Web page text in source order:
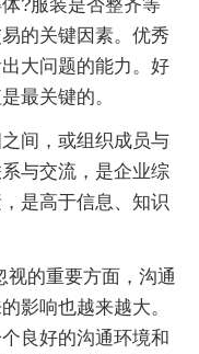
?服装是否整齐等
的关键因素。优秀
大问题的能力。好
最关键的。
间，或组织成员与
与交流，是企业综
是高于信息、知识
的重要方面，沟通
影响也越来越大。
良好的沟通环境和